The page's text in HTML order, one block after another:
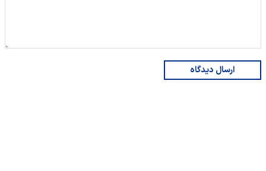
ارسال دیدگاه